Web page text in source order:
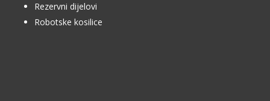
Rezervni dijelovi
Robotske kosilice